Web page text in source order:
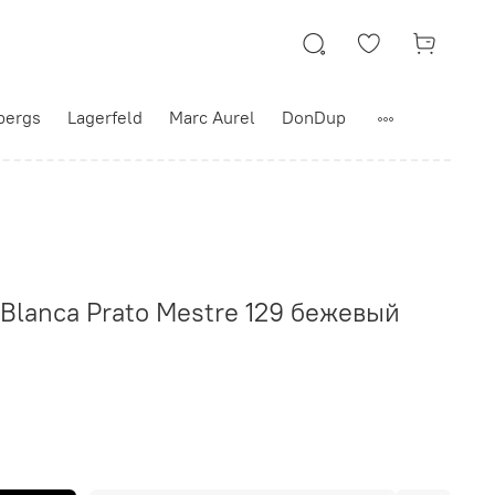
Lagerfeld Marc Aurel DonDup
Prato Mestre 129 бежевый